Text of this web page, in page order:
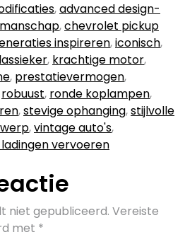
,advanced design-
,chevrolet pickup
inspireren,iconisch,
, krachtige motor,
, prestatievermogen,
robuust, ronde koplampen,
,stevige ophanging,stijlvolle
,vintage auto's,
vervoeren
niet gepubliceerd. Vereiste
met *